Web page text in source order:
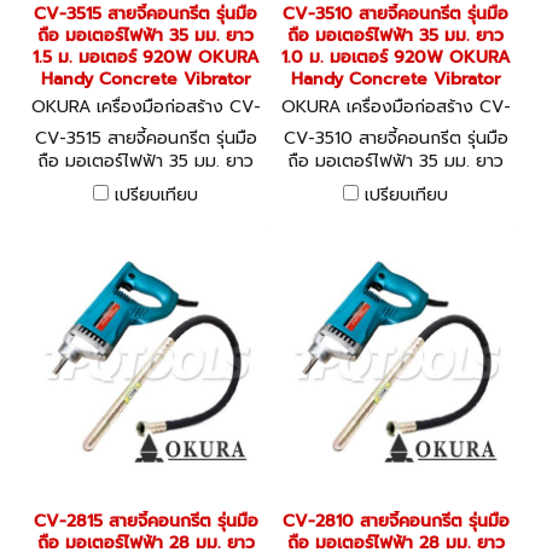
CV-3515 สายจี้คอนกรีต รุ่นมือ
ถือ มอเตอร์ไฟฟ้า 35 มม. ยาว
1.5 ม. มอเตอร์ 920W OKURA
Handy Concrete Vibrator
OKURA เครื่องมือก่อสร้าง CV-
3515
CV-3515 สายจี้คอนกรีต รุ่นมือ
ถือ มอเตอร์ไฟฟ้า 35 มม. ยาว
1.5 ม. มอเตอร์ 920W OKURA
Handy Concrete Vibrator
เปรียบเทียบ
CV-3510 สายจี้คอนกรีต รุ่นมือ
ถือ มอเตอร์ไฟฟ้า 35 มม. ยาว
1.0 ม. มอเตอร์ 920W OKURA
Handy Concrete Vibrator
OKURA เครื่องมือก่อสร้าง CV-
3510
CV-3510 สายจี้คอนกรีต รุ่นมือ
ถือ มอเตอร์ไฟฟ้า 35 มม. ยาว
1.0 ม. มอเตอร์ 920W OKURA
Handy Concrete Vibrator
เปรียบเทียบ
CV-2815 สายจี้คอนกรีต รุ่นมือ
ถือ มอเตอร์ไฟฟ้า 28 มม. ยาว
CV-2810 สายจี้คอนกรีต รุ่นมือ
ถือ มอเตอร์ไฟฟ้า 28 มม. ยาว